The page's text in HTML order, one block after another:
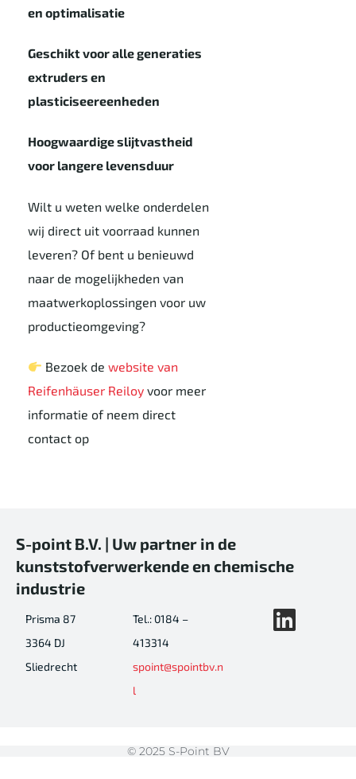
en optimalisatie
Geschikt voor alle generaties
extruders en
plasticiseereenheden
Hoogwaardige slijtvastheid
voor langere levensduur
Wilt u weten welke onderdelen
wij direct uit voorraad kunnen
leveren? Of bent u benieuwd
naar de mogelijkheden van
maatwerkoplossingen voor uw
productieomgeving?
Bezoek dewebsite van
Reifenhäuser Reiloy voor meer
informatie of neem direct
contact op
S-point B.V. | Uw partner in de
kunststofverwerkende en chemische
industrie
Prisma 87
3364 DJ
Sliedrecht
Tel.: 0184 –
413314
spoint@spointbv.n
l
© 2025 S-Point BV